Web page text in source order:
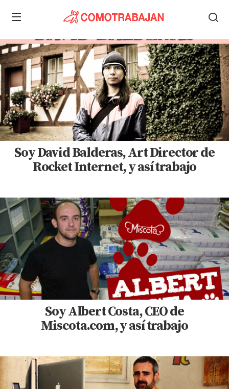
Soy David Balderas, Art Director de
Rocket Internet, y así trabajo
Soy Albert Costa, CEO de
Miscota.com, y así trabajo